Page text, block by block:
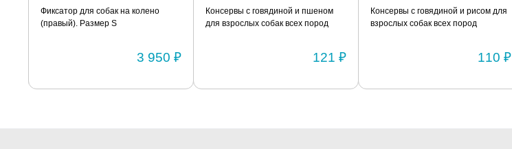
Фиксатор для собак на колено
(правый). Размер S
3 950 ₽
Консервы с говядиной и пшеном
для взрослых собак всех пород
121 ₽
Консервы с говядиной и рисом для
взрослых собак всех пород
110 ₽